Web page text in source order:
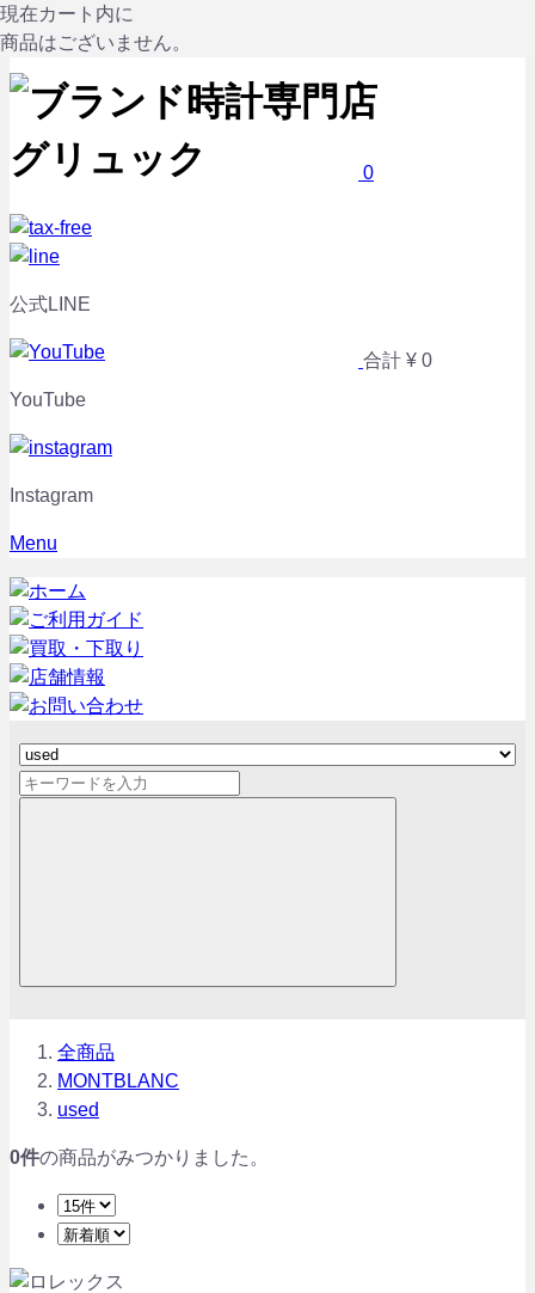
ブランド時計専門店 Glück グリュック
公式LINE
YouTube
Instagram
0
合計 ¥ 0
現在カート内に
商品はございません。
Menu
全商品
MONTBLANC
used
0件の商品がみつかりました。